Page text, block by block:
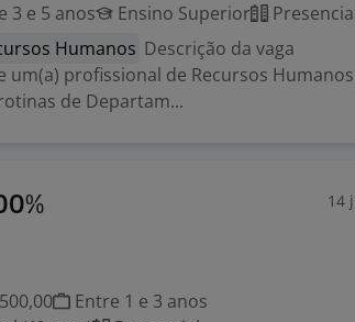
3 e 5 anos Ensino Superior
Humanos Descrição da vaga
um(a) profissional de Recursos Humanos
de Departam...
14
Entre 1 e 3 anos